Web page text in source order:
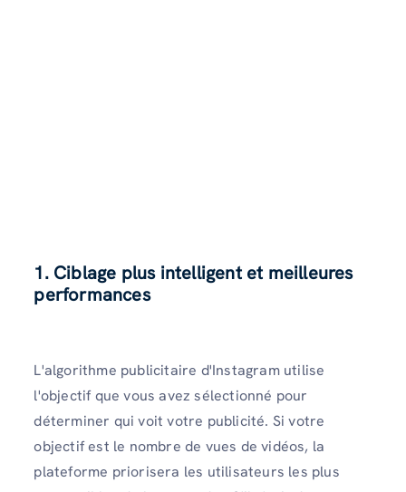
1. Ciblage plus intelligent et meilleures
performances
L'algorithme publicitaire d'Instagram utilise
l'objectif que vous avez sélectionné pour
déterminer qui voit votre publicité. Si votre
objectif est le nombre de vues de vidéos, la
plateforme priorisera les utilisateurs les plus